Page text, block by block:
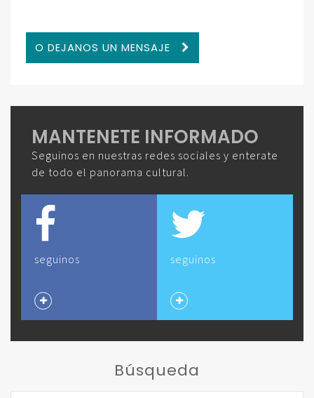
O DEJANOS UN MENSAJE
MANTENETE INFORMADO
Seguinos en nuestras redes sociales y enterate
de todo el panorama cultural.
seguinos seguinos
Búsqueda